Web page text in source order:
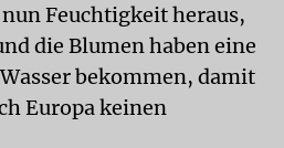
Feuchtigkeit heraus,
die Blumen haben eine
bekommen, damit
Europa keinen